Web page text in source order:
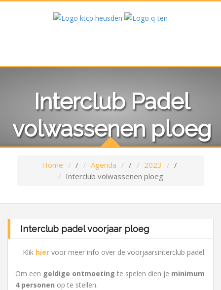
Interclub Padel
volwassenen ploeg
Home / Agenda / 2023
/
Interclub volwassenen ploeg
Interclub padel voorjaar ploeg
Klik hier voor meer info over de voorjaarsinterclub padel.
Om een geldige ontmoeting te spelen dien je minimum
4 personen op te stellen.